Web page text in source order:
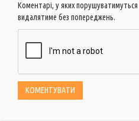
Коментарі, у яких порушуватимуться
видалятиме без попереджень.